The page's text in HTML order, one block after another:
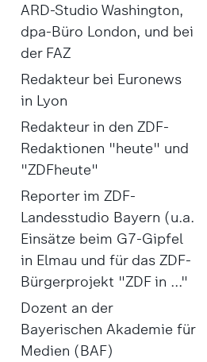
ARD-Studio Washington,
dpa-Büro London, und bei
der FAZ
Redakteur bei Euronews
in Lyon
Redakteur in den ZDF-
Redaktionen "heute" und
"ZDFheute"
Reporter im ZDF-
Landesstudio Bayern (u.a.
Einsätze beim G7-Gipfel
in Elmau und für das ZDF-
Bürgerprojekt "ZDF in ..."
Dozent an der
Bayerischen Akademie für
Medien (BAF)